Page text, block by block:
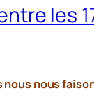
les
nous nous